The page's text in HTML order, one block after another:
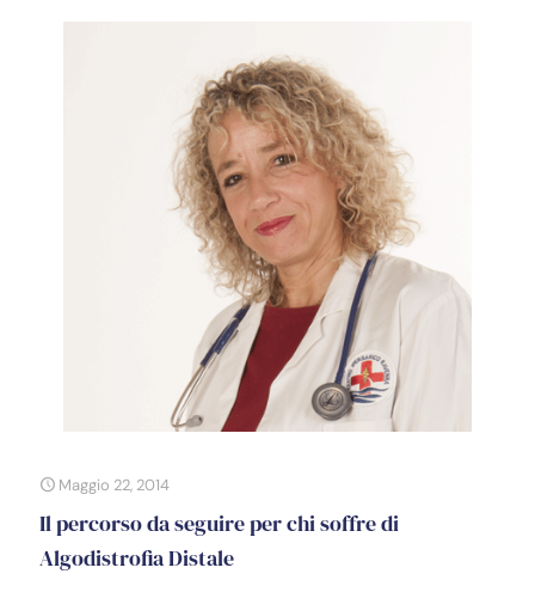
Maggio 22, 2014
Il percorso da seguire per chi soffre di
Algodistrofia Distale